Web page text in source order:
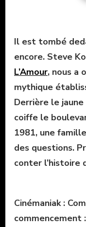
Il est tombé
encore. Steve
L’Amour, nous a
mythique
Derrière le
coiffe le
1981, une
des questions.
conter l’histoire
Cinémaniak :
commencement